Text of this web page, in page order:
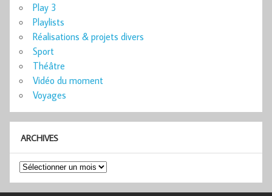
Play 3
Playlists
Réalisations & projets divers
Sport
Théâtre
Vidéo du moment
Voyages
ARCHIVES
Archives